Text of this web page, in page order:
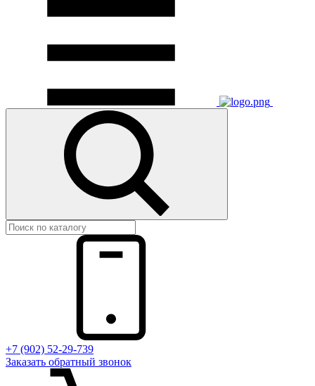
+7 (902) 52-29-739
Заказать обратный звонок